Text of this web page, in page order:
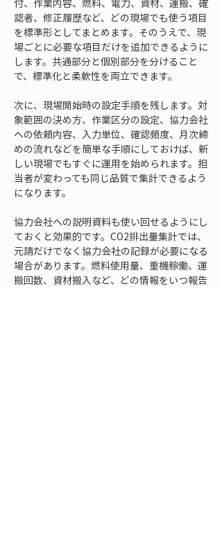
付、作業内容、燃料、電力、資材、運搬、確
認者、修正履歴など、どの現場でも使う項目
を標準形としてまとめます。そのうえで、現
場ごとに必要な項目だけを追加できるように
します。共通部分と個別部分を分けること
で、標準化と柔軟性を両立できます。
次に、現場開始時の設定手順を残します。対
象範囲の決め方、作業区分の設定、協力会社
への依頼内容、入力単位、確認頻度、月次締
めの流れなどを簡単な手順にしておけば、新
しい現場でもすぐに運用を始められます。担
当者が変わっても同じ品質で集計できるよう
になります。
協力会社への説明資料も使い回せるようにし
ておくと効果的です。CO2排出量集計では、
元請だけでなく協力会社の記録が必要になる
場合があります。燃料使用量、重機稼働、運
搬回数、資材搬入など、どの情報をいつ報告